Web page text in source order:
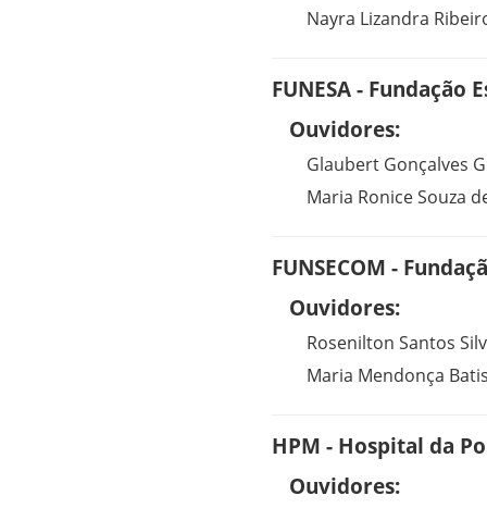
Nayra Lizandra
FUNESA - Fundação
Ouvidores:
Glaubert Gonçalves
Maria Ronice Souza
FUNSECOM -
Ouvidores:
Rosenilton Santos
Maria Mendonça
HPM - Hospital da
Ouvidores: